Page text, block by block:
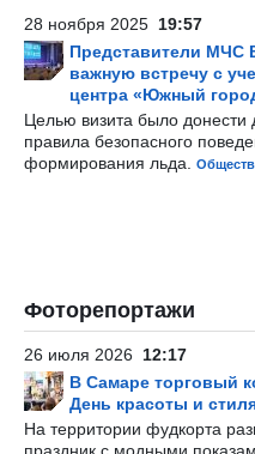
28 ноября 2025 19:57
Представители МЧС
важную встречу с
центра «Южный
Целью визита было донести
правила безопасного
формирования льда.
Фоторепортажи
26 июля 2026 12:17
В Самаре торговый
День красоты и
На территории фудкорта